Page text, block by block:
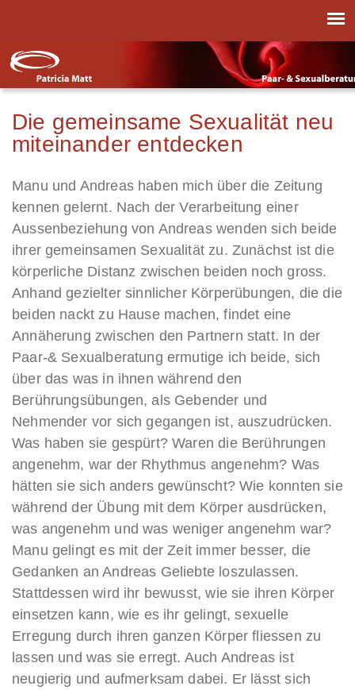
Die gemeinsame Sexualität neu
miteinander entdecken
Manu und Andreas haben mich über die Zeitung
kennen gelernt. Nach der Verarbeitung einer
Aussenbeziehung von Andreas wenden sich beide
ihrer gemeinsamen Sexualität zu. Zunächst ist die
körperliche Distanz zwischen beiden noch gross.
Anhand gezielter sinnlicher Körperübungen, die die
beiden nackt zu Hause machen, findet eine
Annäherung zwischen den Partnern statt. In der
Paar-& Sexualberatung ermutige ich beide, sich
über das was in ihnen während den
Berührungsübungen, als Gebender und
Nehmender vor sich gegangen ist, auszudrücken.
Was haben sie gespürt? Waren die Berührungen
angenehm, war der Rhythmus angenehm? Was
hätten sie sich anders gewünscht? Wie konnten sie
während der Übung mit dem Körper ausdrücken,
was angenehm und was weniger angenehm war?
Manu gelingt es mit der Zeit immer besser, die
Gedanken an Andreas Geliebte loszulassen.
Stattdessen wird ihr bewusst, wie sie ihren Körper
einsetzen kann, wie es ihr gelingt, sexuelle
Erregung durch ihren ganzen Körper fliessen zu
lassen und was sie erregt. Auch Andreas ist
neugierig und aufmerksam dabei. Er lässt sich